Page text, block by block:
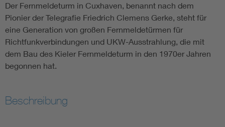
Der Fernmeldeturm in Cuxhaven, benannt nach dem
Pionier der Telegrafie Friedrich Clemens Gerke, steht für
eine Generation von großen Fernmeldetürmen für
Richtfunkverbindungen und UKW-Ausstrahlung, die mit
dem Bau des Kieler Fernmeldeturm in den 1970er Jahren
begonnen hat.
Beschreibung